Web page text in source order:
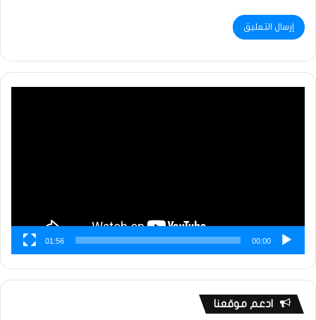
00:00
01:56
ادعم موقعنا